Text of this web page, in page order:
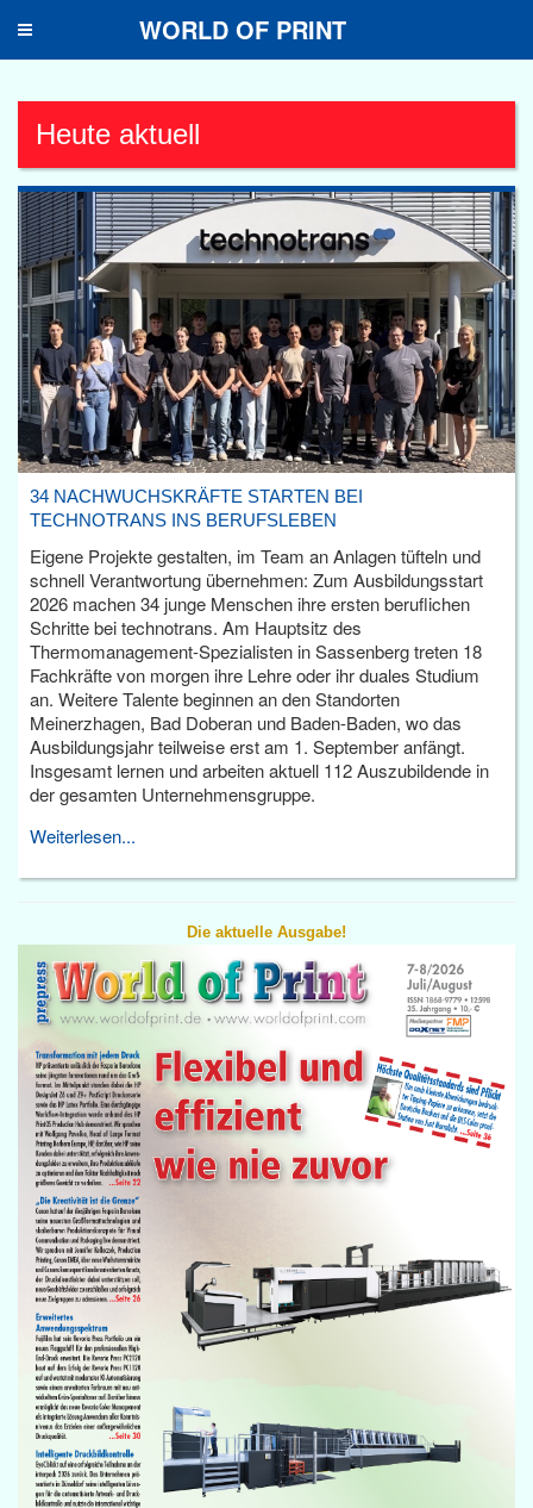
Toggle
WORLD OF PRINT
Heute aktuell
34 NACHWUCHSKRÄFTE STARTEN BEI
TECHNOTRANS INS BERUFSLEBEN
Eigene Projekte gestalten, im Team an Anlagen tüfteln und
schnell Verantwortung übernehmen: Zum Ausbildungsstart
2026 machen 34 junge Menschen ihre ersten beruflichen
Schritte bei technotrans. Am Hauptsitz des
Thermomanagement-Spezialisten in Sassenberg treten 18
Fachkräfte von morgen ihre Lehre oder ihr duales Studium
an. Weitere Talente beginnen an den Standorten
Meinerzhagen, Bad Doberan und Baden-Baden, wo das
Ausbildungsjahr teilweise erst am 1. September anfängt.
Insgesamt lernen und arbeiten aktuell 112 Auszubildende in
der gesamten Unternehmensgruppe.
Weiterlesen...
Die aktuelle Ausgabe!